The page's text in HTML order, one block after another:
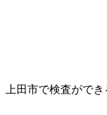
上田市で検査がで